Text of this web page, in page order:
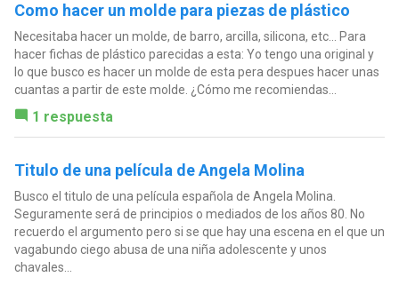
Como hacer un molde para piezas de plástico
Necesitaba hacer un molde, de barro, arcilla, silicona, etc... Para
hacer fichas de plástico parecidas a esta: Yo tengo una original y
lo que busco es hacer un molde de esta pera despues hacer unas
cuantas a partir de este molde. ¿Cómo me recomiendas...
1 respuesta
Titulo de una película de Angela Molina
Busco el titulo de una película española de Angela Molina.
Seguramente será de principios o mediados de los años 80. No
recuerdo el argumento pero si se que hay una escena en el que un
vagabundo ciego abusa de una niña adolescente y unos
chavales...